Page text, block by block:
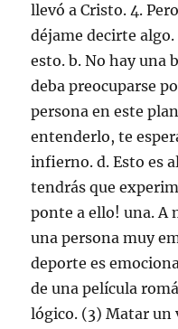
llevó a Cristo. 4.
déjame decirte
esto. b. No hay una
deba preocuparse
persona en este
entenderlo, te
infierno. d. Esto es
tendrás que
ponte a ello! una. A
una persona muy
deporte es
de una película
lógico. (3) Matar un